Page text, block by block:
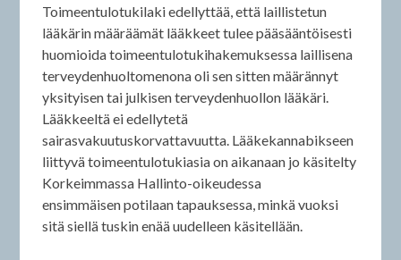
Toimeentulotukilaki edellyttää, että laillistetun
lääkärin määräämät lääkkeet tulee pääsääntöisesti
huomioida toimeentulotukihakemuksessa laillisena
terveydenhuoltomenona oli sen sitten määrännyt
yksityisen tai julkisen terveydenhuollon lääkäri.
Lääkkeeltä ei edellytetä
sairasvakuutuskorvattavuutta. Lääkekannabikseen
liittyvä toimeentulotukiasia on aikanaan jo käsitelty
Korkeimmassa Hallinto-oikeudessa
ensimmäisen potilaan tapauksessa, minkä vuoksi
sitä siellä tuskin enää uudelleen käsitellään.